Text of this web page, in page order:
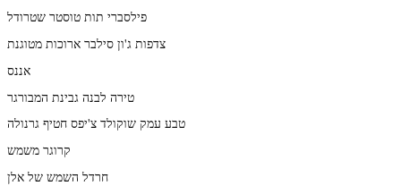
פילסברי תות טוסטר שטרודל
צדפות ג'ון סילבר ארוכות מטוגנת
אננס
טירה לבנה גבינת המבורגר
טבע עמק שוקולד צ'יפס חטיף גרנולה
קרוגר משמש
חרדל השמש של אלן